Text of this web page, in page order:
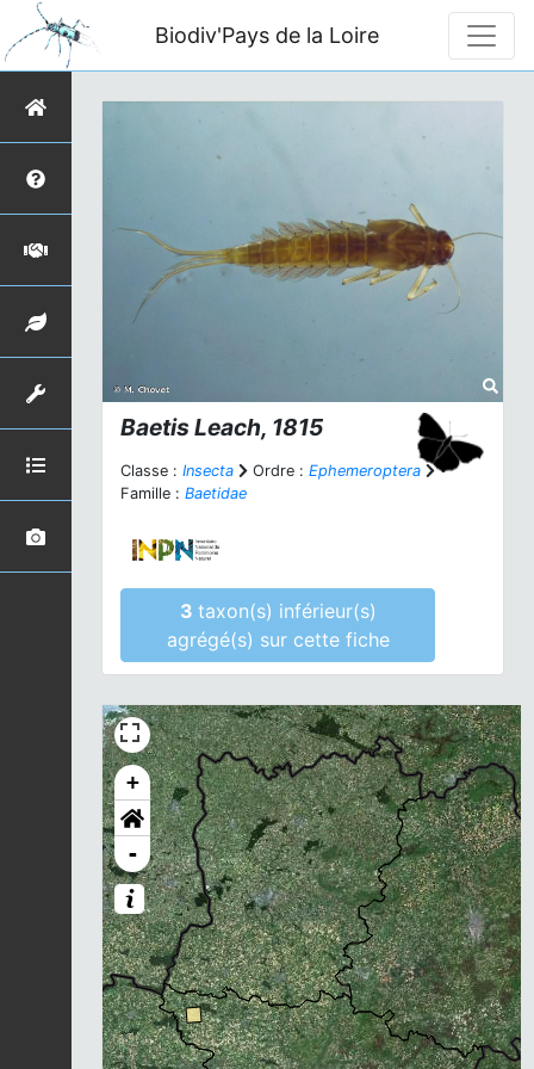
Biodiv'Pays de la Loire
Baetis Leach, 1815
Classe : Insecta Ordre : Ephemeroptera
Famille : Baetidae
3 taxon(s) inférieur(s)
agrégé(s) sur cette fiche
+
-